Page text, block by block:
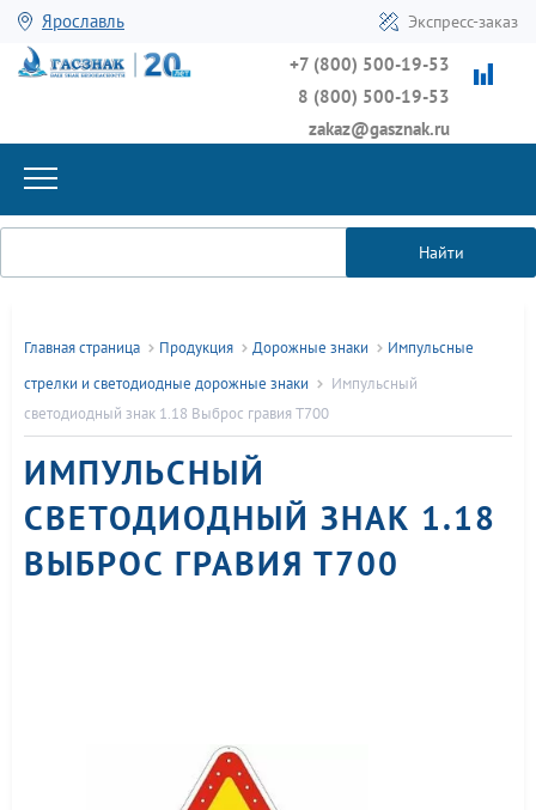
Ярославль Экспресс-заказ
+7 (800) 500-19-53
8 (800) 500-19-53
zakaz@gasznak.ru
Найти
Главная страница Продукция Дорожные знаки
Импульсные
стрелки и светодиодные дорожные знаки
Импульсный
светодиодный знак 1.18 Выброс гравия Т700
ИМПУЛЬСНЫЙ
СВЕТОДИОДНЫЙ ЗНАК 1.18
ВЫБРОС ГРАВИЯ Т700